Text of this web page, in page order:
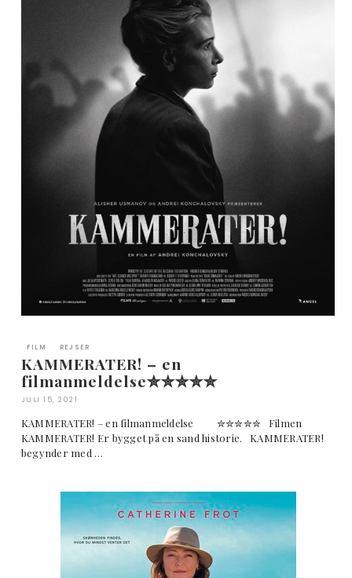
FILM REJSER
KAMMERATER! – en
filmanmeldelse✮✮✮✮✮
JULI 15, 2021
KAMMERATER! – en filmanmeldelse ✮✮✮✮✮ Filmen
KAMMERATER! Er bygget på en sand historie. KAMMERATER!
begynder med …